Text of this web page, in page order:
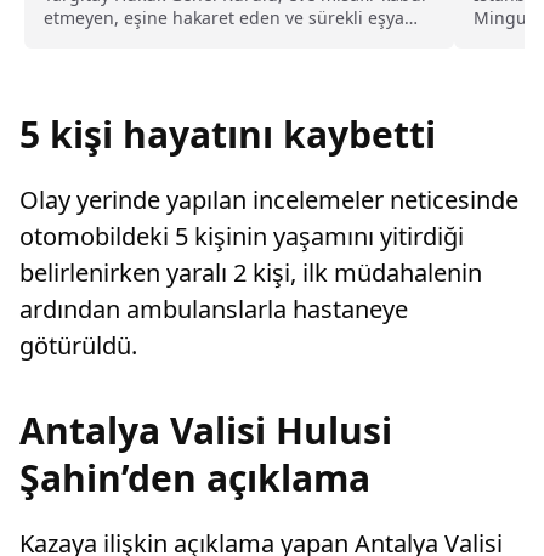
etmeyen, eşine hakaret eden ve sürekli eşya
5 kişi hayatını kaybetti
Olay yerinde yapılan incelemeler neticesinde
otomobildeki 5 kişinin yaşamını yitirdiği
belirlenirken yaralı 2 kişi, ilk müdahalenin
ardından ambulanslarla hastaneye
götürüldü.
Antalya Valisi Hulusi
Şahin’den açıklama
Kazaya ilişkin açıklama yapan Antalya Valisi